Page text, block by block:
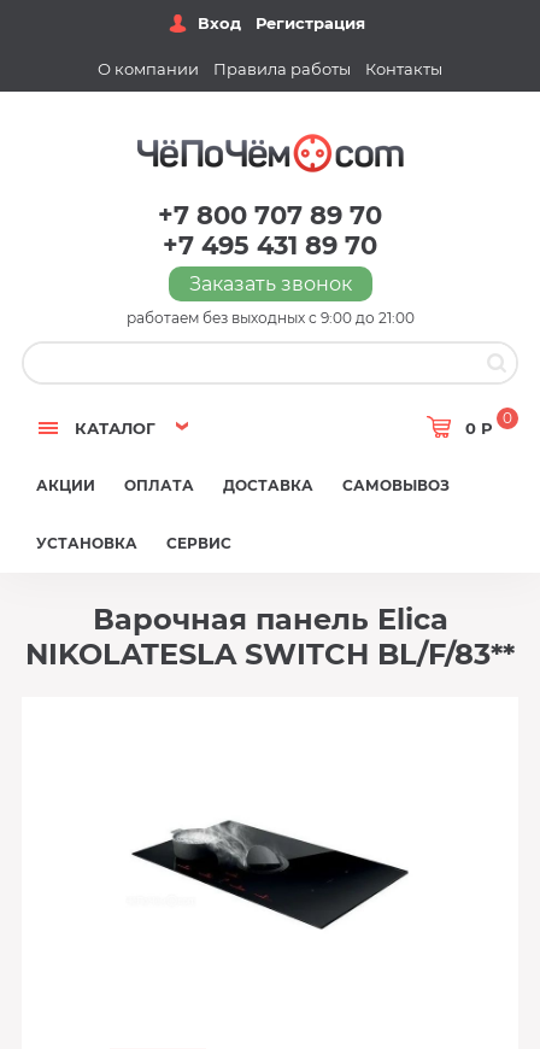
Вход Регистрация
О компании Правила работы Контакты
+7 800 707 89 70
+7 495 431 89 70
Заказать звонок
работаем без выходных с 9:00 до 21:00
КАТАЛОГ 0 Р
0
АКЦИИ ОПЛАТА ДОСТАВКА САМОВЫВОЗ
УСТАНОВКА СЕРВИС
Варочная панель Elica
NIKOLATESLA SWITCH BL/F/83**